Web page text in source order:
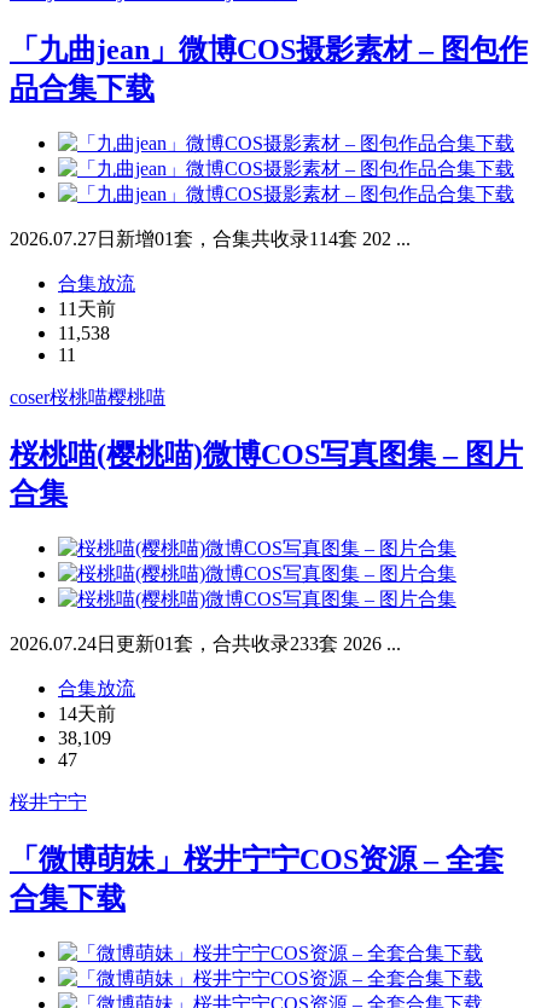
「九曲jean」微博COS摄影素材 – 图包作
品合集下载
2026.07.27日新增01套，合集共收录114套 202 ...
合集放流
11天前
11,538
11
coser桜桃喵樱桃喵
桜桃喵(樱桃喵)微博COS写真图集 – 图片
合集
2026.07.24日更新01套，合共收录233套 2026 ...
合集放流
14天前
38,109
47
桜井宁宁
「微博萌妹」桜井宁宁COS资源 – 全套
合集下载